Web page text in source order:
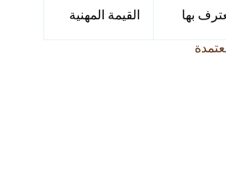
بها القيمة المهنية